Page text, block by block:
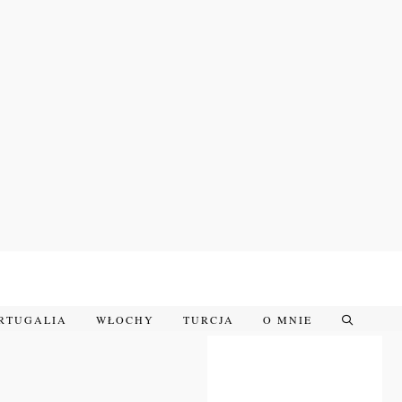
WŁOCHY TURCJA O MNIE